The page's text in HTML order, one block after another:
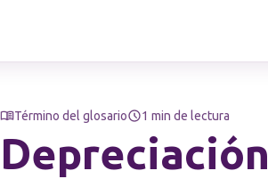
Término del glosario 1 min de lectura
Depreciación